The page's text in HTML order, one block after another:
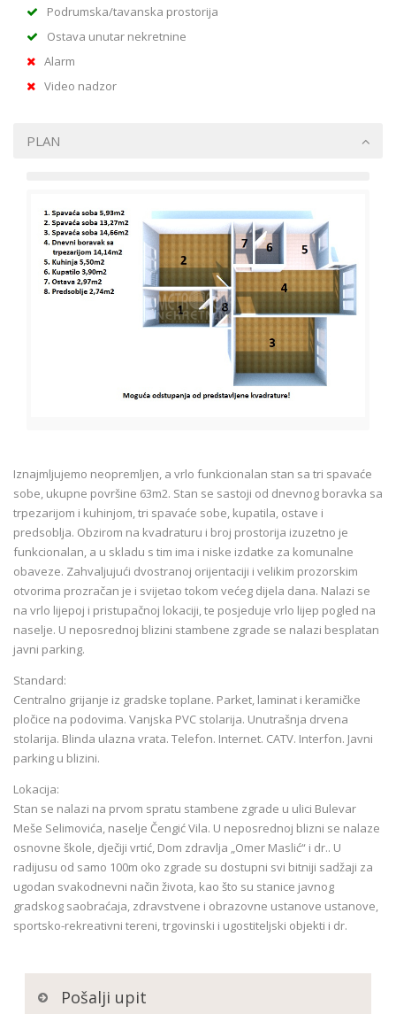
Podrumska/tavanska prostorija
Ostava unutar nekretnine
Alarm
Video nadzor
PLAN
Iznajmljujemo neopremljen, a vrlo funkcionalan stan sa tri spavaće
sobe, ukupne površine 63m2. Stan se sastoji od dnevnog boravka sa
trpezarijom i kuhinjom, tri spavaće sobe, kupatila, ostave i
predsoblja. Obzirom na kvadraturu i broj prostorija izuzetno je
funkcionalan, a u skladu s tim ima i niske izdatke za komunalne
obaveze. Zahvaljujući dvostranoj orijentaciji i velikim prozorskim
otvorima prozračan je i svijetao tokom većeg dijela dana. Nalazi se
na vrlo lijepoj i pristupačnoj lokaciji, te posjeduje vrlo lijep pogled na
naselje. U neposrednoj blizini stambene zgrade se nalazi besplatan
javni parking.
Standard:
Centralno grijanje iz gradske toplane. Parket, laminat i keramičke
pločice na podovima. Vanjska PVC stolarija. Unutrašnja drvena
stolarija. Blinda ulazna vrata. Telefon. Internet. CATV. Interfon. Javni
parking u blizini.
Lokacija:
Stan se nalazi na prvom spratu stambene zgrade u ulici Bulevar
Meše Selimovića, naselje Čengić Vila. U neposrednoj blizni se nalaze
osnovne škole, dječiji vrtić, Dom zdravlja „Omer Maslić“ i dr.. U
radijusu od samo 100m oko zgrade su dostupni svi bitniji sadžaji za
ugodan svakodnevni način života, kao što su stanice javnog
gradskog saobraćaja, zdravstvene i obrazovne ustanove ustanove,
sportsko-rekreativni tereni, trgovinski i ugostiteljski objekti i dr.
Pošalji upit